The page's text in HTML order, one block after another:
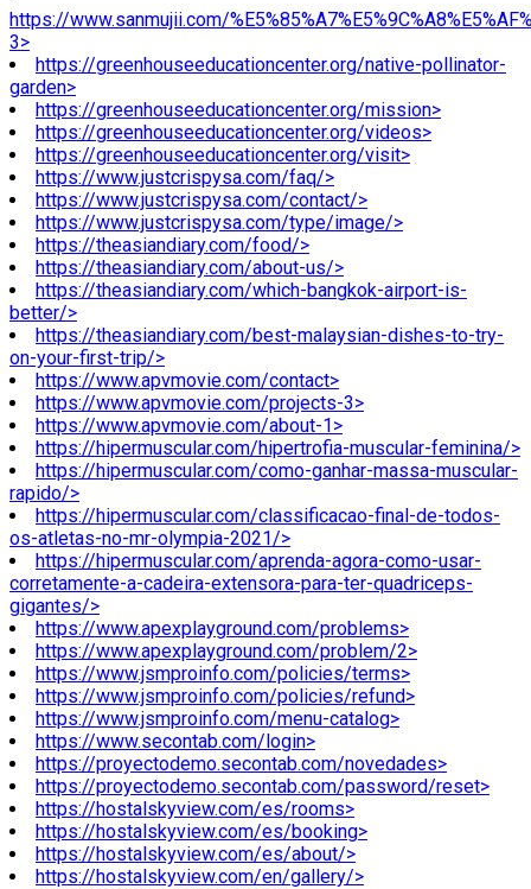
https://www.sanmujii.com/
3>
https://greenhouseeducationcenter.org/native-pollinator-
garden>
https://greenhouseeducationcenter.org/mission>
https://greenhouseeducationcenter.org/videos>
https://greenhouseeducationcenter.org/visit>
https://www.justcrispysa.com/faq/>
https://www.justcrispysa.com/contact/>
https://www.justcrispysa.com/type/image/>
https://theasiandiary.com/food/>
https://theasiandiary.com/about-us/>
https://theasiandiary.com/which-bangkok-airport-is-
better/>
https://theasiandiary.com/best-malaysian-dishes-to-try-
on-your-first-trip/>
https://www.apvmovie.com/contact>
https://www.apvmovie.com/projects-3>
https://www.apvmovie.com/about-1>
https://hipermuscular.com/hipertrofia-muscular-feminina/>
https://hipermuscular.com/como-ganhar-massa-muscular-
rapido/>
https://hipermuscular.com/classificacao-final-de-todos-
os-atletas-no-mr-olympia-2021/>
https://hipermuscular.com/aprenda-agora-como-usar-
corretamente-a-cadeira-extensora-para-ter-quadriceps-
gigantes/>
https://www.apexplayground.com/problems>
https://www.apexplayground.com/problem/2>
https://www.jsmproinfo.com/policies/terms>
https://www.jsmproinfo.com/policies/refund>
https://www.jsmproinfo.com/menu-catalog>
https://www.secontab.com/login>
https://proyectodemo.secontab.com/novedades>
https://proyectodemo.secontab.com/password/reset>
https://hostalskyview.com/es/rooms>
https://hostalskyview.com/es/booking>
https://hostalskyview.com/es/about/>
https://hostalskyview.com/en/gallery/>